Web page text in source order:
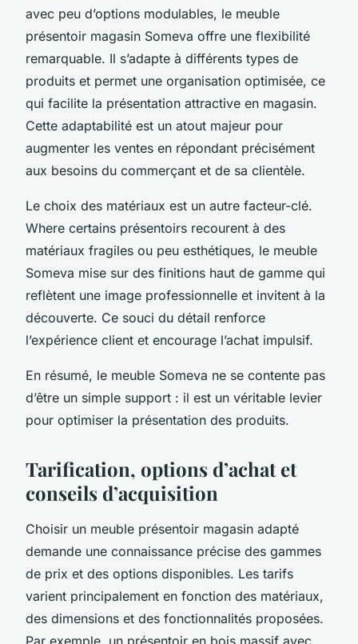
avec peu d’options modulables, le meuble
présentoir magasin Someva offre une flexibilité
remarquable. Il s’adapte à différents types de
produits et permet une organisation optimisée, ce
qui facilite la présentation attractive en magasin.
Cette adaptabilité est un atout majeur pour
augmenter les ventes en répondant précisément
aux besoins du commerçant et de sa clientèle.
Le choix des matériaux est un autre facteur-clé.
Where certains présentoirs recourent à des
matériaux fragiles ou peu esthétiques, le meuble
Someva mise sur des finitions haut de gamme qui
reflètent une image professionnelle et invitent à la
découverte. Ce souci du détail renforce
l’expérience client et encourage l’achat impulsif.
En résumé, le meuble Someva ne se contente pas
d’être un simple support : il est un véritable levier
pour optimiser la présentation des produits.
Tarification, options d’achat et
conseils d’acquisition
Choisir un meuble présentoir magasin adapté
demande une connaissance précise des gammes
de prix et des options disponibles. Les tarifs
varient principalement en fonction des matériaux,
des dimensions et des fonctionnalités proposées.
Par exemple, un présentoir en bois massif avec